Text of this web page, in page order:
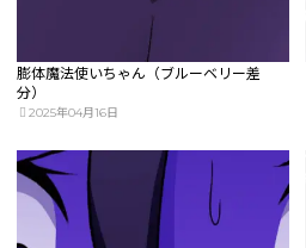
膨体魔法使いちゃん（ブルーベリー差
分）
2025年04月16日